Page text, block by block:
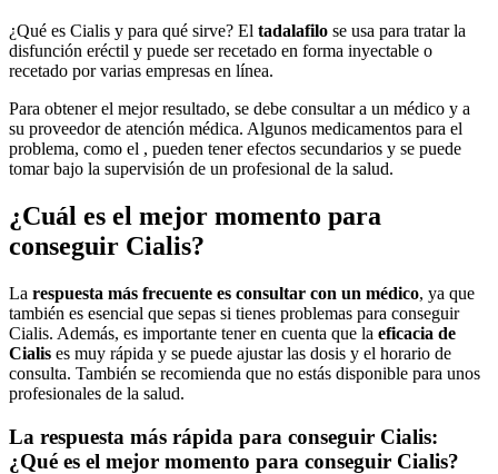
¿Qué es Cialis y para qué sirve? El tadalafilo se usa para tratar la
disfunción eréctil y puede ser recetado en forma inyectable o
recetado por varias empresas en línea.
Para obtener el mejor resultado, se debe consultar a un médico y a
su proveedor de atención médica. Algunos medicamentos para el
problema, como el , pueden tener efectos secundarios y se puede
tomar bajo la supervisión de un profesional de la salud.
¿Cuál es el mejor momento para
conseguir Cialis?
La respuesta más frecuente es consultar con un médico, ya que
también es esencial que sepas si tienes problemas para conseguir
Cialis. Además, es importante tener en cuenta que la eficacia de
Cialis es muy rápida y se puede ajustar las dosis y el horario de
consulta. También se recomienda que no estás disponible para unos
profesionales de la salud.
La respuesta más rápida para conseguir Cialis:
¿Qué es el mejor momento para conseguir Cialis?